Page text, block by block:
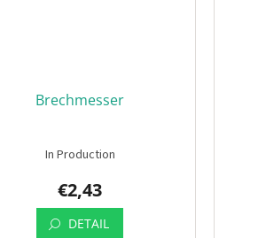
Brechmesser
In Production
€2,43
DETAIL